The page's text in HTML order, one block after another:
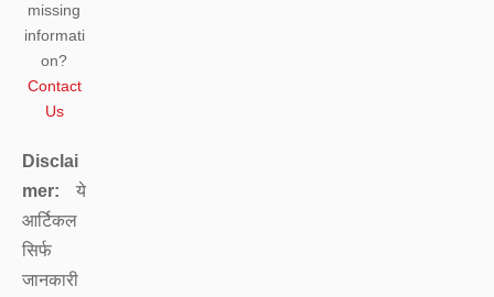
missing
informati
on?
Contact
Us
Disclai
mer: ये
आर्टिकल
सिर्फ
जानकारी